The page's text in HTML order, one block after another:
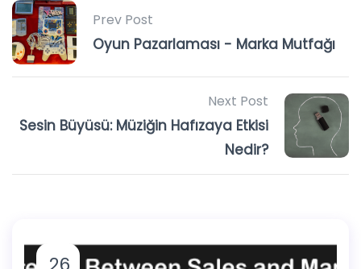
Prev Post
Oyun Pazarlaması - Marka Mutfağı
Next Post
Sesin Büyüsü: Müziğin Hafızaya Etkisi
Nedir?